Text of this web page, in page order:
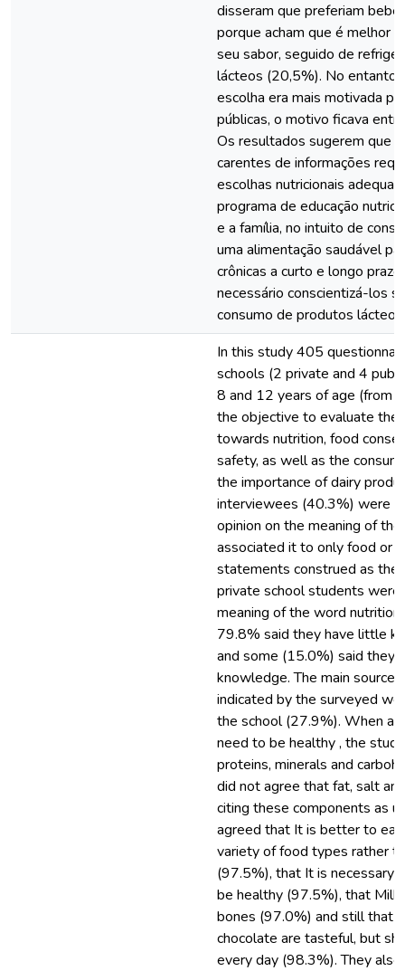
disseram que preferiam
porque acham que é melhor
seu sabor, seguido de
lácteos (20,5%). No entanto,
escolha era mais motivada
públicas, o motivo ficava
Os resultados sugerem que
carentes de informações
escolhas nutricionais
programa de educação
e a família, no intuito de
uma alimentação saudável
crônicas a curto e longo
necessário conscientizá-los
consumo de produtos lácteos.
In this study 405
schools (2 private and 4
8 and 12 years of age (from
the objective to evaluate
towards nutrition, food
safety, as well as the
the importance of dairy
interviewees (40.3%) were
opinion on the meaning of
associated it to only food or
statements construed as
private school students
meaning of the word
79.8% said they have little
and some (15.0%) said they
knowledge. The main
indicated by the surveyed
the school (27.9%). When
need to be healthy , the
proteins, minerals and
did not agree that fat, salt
citing these components as
agreed that It is better to eat
variety of food types rather
(97.5%), that It is necessary
be healthy (97.5%), that
bones (97.0%) and still that
chocolate are tasteful, but
every day (98.3%). They